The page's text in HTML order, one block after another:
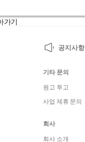
가기
공지사항
기타 문의
원고 투고
사업 제휴 문의
회사
회사 소개